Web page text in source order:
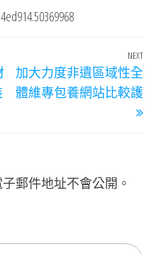
Next
NEXT
加大力度非遺區域性全
體維專包養網站比較護
郵件地址不會公開。